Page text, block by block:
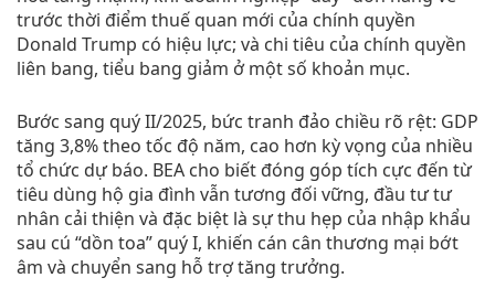
trước thời điểm thuế quan mới của chính quyền
Donald Trump có hiệu lực; và chi tiêu của chính quyền
liên bang, tiểu bang giảm ở một số khoản mục.
Bước sang quý II/2025, bức tranh đảo chiều rõ rệt: GDP
tăng 3,8% theo tốc độ năm, cao hơn kỳ vọng của nhiều
tổ chức dự báo. BEA cho biết đóng góp tích cực đến từ
tiêu dùng hộ gia đình vẫn tương đối vững, đầu tư tư
nhân cải thiện và đặc biệt là sự thu hẹp của nhập khẩu
sau cú “dồn toa” quý I, khiến cán cân thương mại bớt
âm và chuyển sang hỗ trợ tăng trưởng.